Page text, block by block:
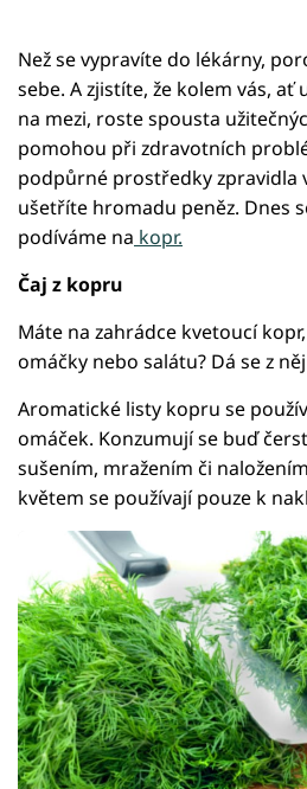
Než se vypravíte do lékárny,
sebe. A zjistíte, že kolem vás, ať
na mezi, roste spousta
pomohou při zdravotních
podpůrné prostředky zpravidla
ušetříte hromadu peněz. Dnes
podíváme na kopr.
Čaj z kopru
Máte na zahrádce kvetoucí
omáčky nebo salátu? Dá se z
Aromatické listy kopru se
omáček. Konzumují se buď
sušením, mražením či
květem se používají pouze k